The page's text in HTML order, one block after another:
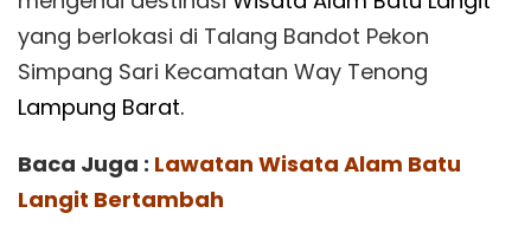
yang berlokasi di Talang Bandot Pekon
Simpang Sari Kecamatan Way Tenong
Lampung Barat.
Baca Juga : Lawatan Wisata Alam Batu
Langit Bertambah